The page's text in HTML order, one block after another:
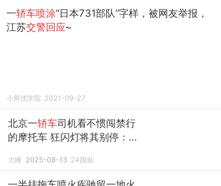
作，感谢认可！
一轿车喷涂“日本731部队”字样，被网友举报，
江苏交警回应~
小剪优学院 2021-09-27
北京一轿车司机看不惯闯禁行
的摩托车 狂闪灯将其别停： 交
大峰 2025-08-13 24跟贴